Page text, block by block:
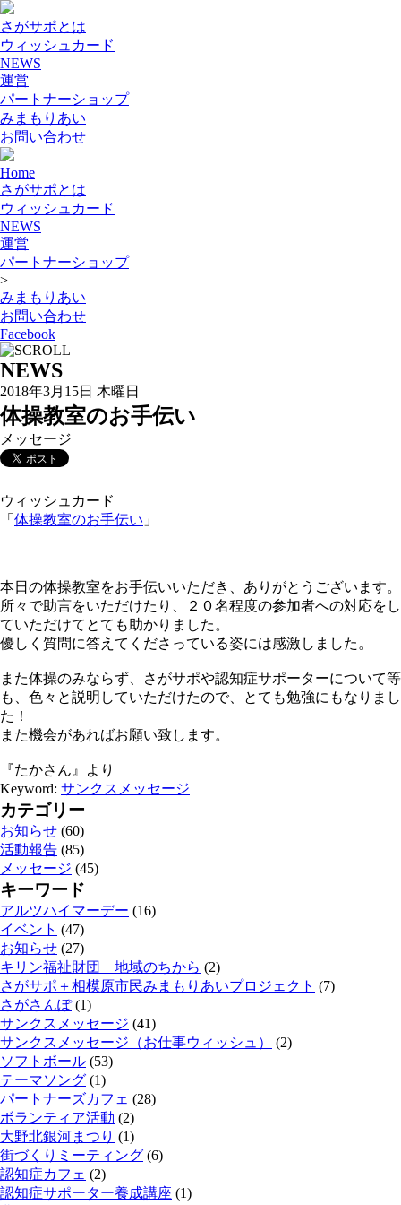
さがサポとは
ウィッシュカード
NEWS
運営
パートナーショップ
みまもりあい
お問い合わせ
Home
さがサポとは
ウィッシュカード
NEWS
運営
パートナーショップ
>
みまもりあい
お問い合わせ
Facebook
NEWS
2018年3月15日 木曜日
体操教室のお手伝い
メッセージ
ウィッシュカード
「 体操教室のお手伝い 」
本日の体操教室をお手伝いいただき、ありがとうございます。
所々で助言をいただけたり、２０名程度の参加者への対応をし
ていただけてとても助かりました。
優しく質問に答えてくださっている姿には感激しました。
また体操のみならず、さがサポや認知症サポーターについて等
も、色々と説明していただけたので、とても勉強にもなりまし
た！
また機会があればお願い致します。
『たかさん』より
Keyword: サンクスメッセージ
カテゴリー
お知らせ (60)
活動報告 (85)
メッセージ (45)
キーワード
アルツハイマーデー (16)
イベント (47)
お知らせ (27)
キリン福祉財団 地域のちから (2)
さがサポ＋相模原市民みまもりあいプロジェクト (7)
さがさんぽ(1)
サンクスメッセージ (41)
サンクスメッセージ（お仕事ウィッシュ）
(2)
ソフトボール (53)
テーマソング (1)
パートナーズカフェ (28)
ボランティア活動 (2)
大野北銀河まつり (1)
街づくりミーティング (6)
認知症カフェ (2)
認知症サポーター養成講座 (1)